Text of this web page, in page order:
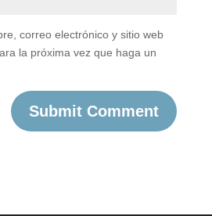
correo electrónico y sitio web
la próxima vez que haga un